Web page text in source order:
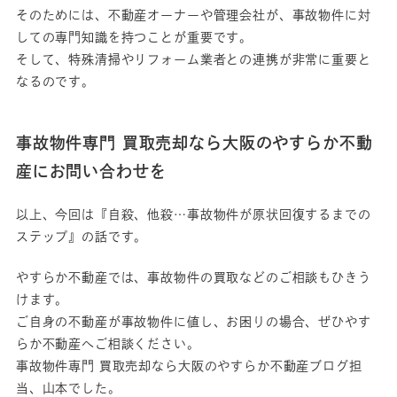
そのためには、不動産オーナーや管理会社が、事故物件に対
しての専門知識を持つことが重要です。
そして、特殊清掃やリフォーム業者との連携が非常に重要と
なるのです。
事故物件専門 買取売却なら大阪のやすらか不動
産にお問い合わせを
以上、今回は『自殺、他殺…事故物件が原状回復するまでの
ステップ』の話です。
やすらか不動産では、事故物件の買取などのご相談もひきう
けます。
ご自身の不動産が事故物件に値し、お困りの場合、ぜひやす
らか不動産へご相談ください。
事故物件専門 買取売却なら大阪のやすらか不動産ブログ担
当、山本でした。